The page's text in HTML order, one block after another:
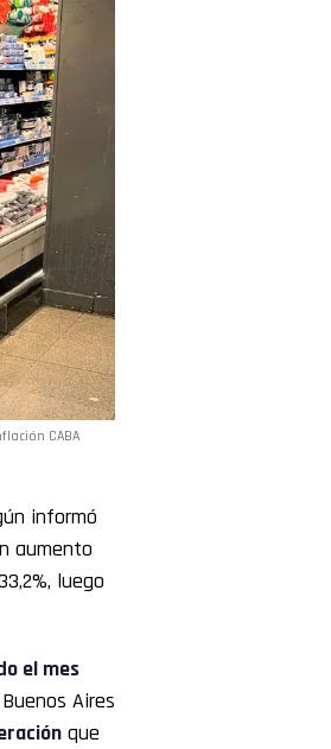
CABA
informó
aumento
luego
el mes
Aires
que